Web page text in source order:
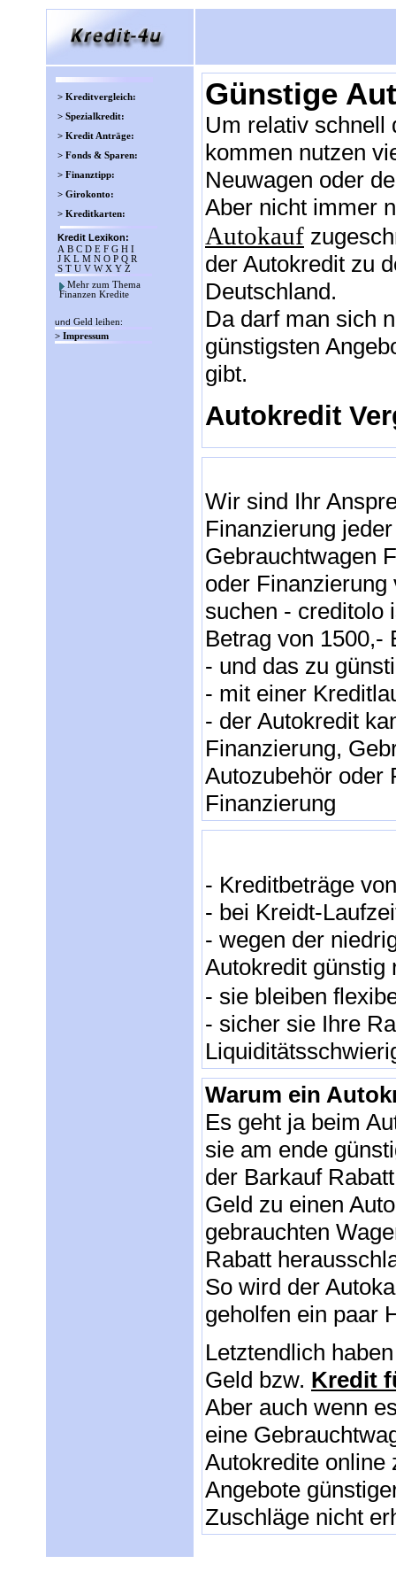
> Kreditvergleich:
> Spezialkredit:
> Kredit Anträge:
> Fonds & Sparen:
> Finanztipp:
> Girokonto:
> Kreditkarten:
Kredit Lexikon:
A B C D E F G H I
J K L M N O P Q R
S T U V WX Y Z
Mehr zum Thema
Finanzen Kredite
und Geld leihen:
> Impressum
Günstige
Um relativ schnell
kommen nutzen
Neuwagen oder
Aber nicht immer
Autokauf
der Autokredit zu
Deutschland.
Da darf man sich
günstigsten
gibt.
Autokredit
Wir sind Ihr
Finanzierung
Gebrauchtwagen
oder Finanzierung
suchen - creditolo
Betrag von 1500,-
- und das zu
- mit einer
- der Autokredit
Finanzierung,
Autozubehör oder
Finanzierung
- Kreditbeträge
- bei Kreidt-
- wegen der
Autokredit günstig
- sie bleiben
- sicher sie Ihre
Warum ein
Es geht ja beim
sie am ende
der Barkauf
Geld zu einen
gebrauchten
Rabatt
So wird der
geholfen ein paar
Letztendlich
Geld bzw. Kredit
Aber auch wenn
eine
Autokredite online
Angebote
Zuschläge nicht